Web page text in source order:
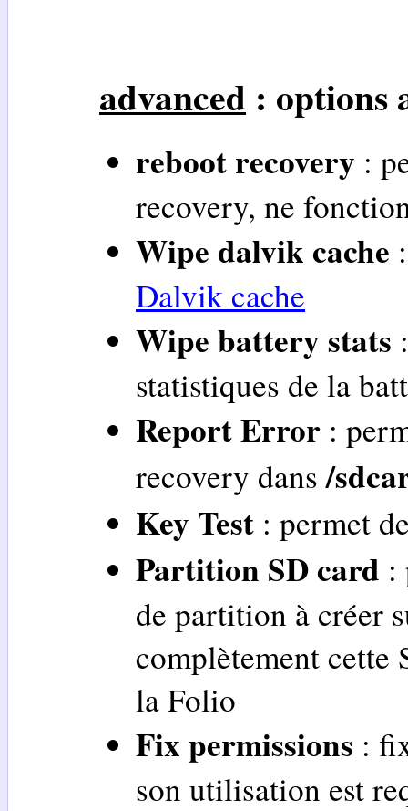
advanced : options
reboot recovery :
recovery, ne
Wipe dalvik cache
Dalvik cache
Wipe battery stats
statistiques de la
Report Error :
recovery dans/
Key Test : permet
Partition SD card :
de partition à créer
complètement cette
la Folio
Fix permissions :
son utilisation est